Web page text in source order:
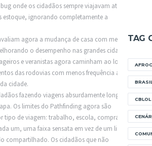
TAG
CBLOL
onde os cidadãos sempre viajavam até a
estoque, ignorando completamente a
agora a mudança de casa com menos
o desempenho nas grandes cidades.
e veranistas agora caminham ao longo
das rodovias com menos frequência ao
cidade.
fazendo viagens absurdamente longas
Os limites do Pathfinding agora são
tipo de viagem: trabalho, escola, compras e
um, uma faixa sensata em vez de um limite
compartilhado. Os cidadãos que não